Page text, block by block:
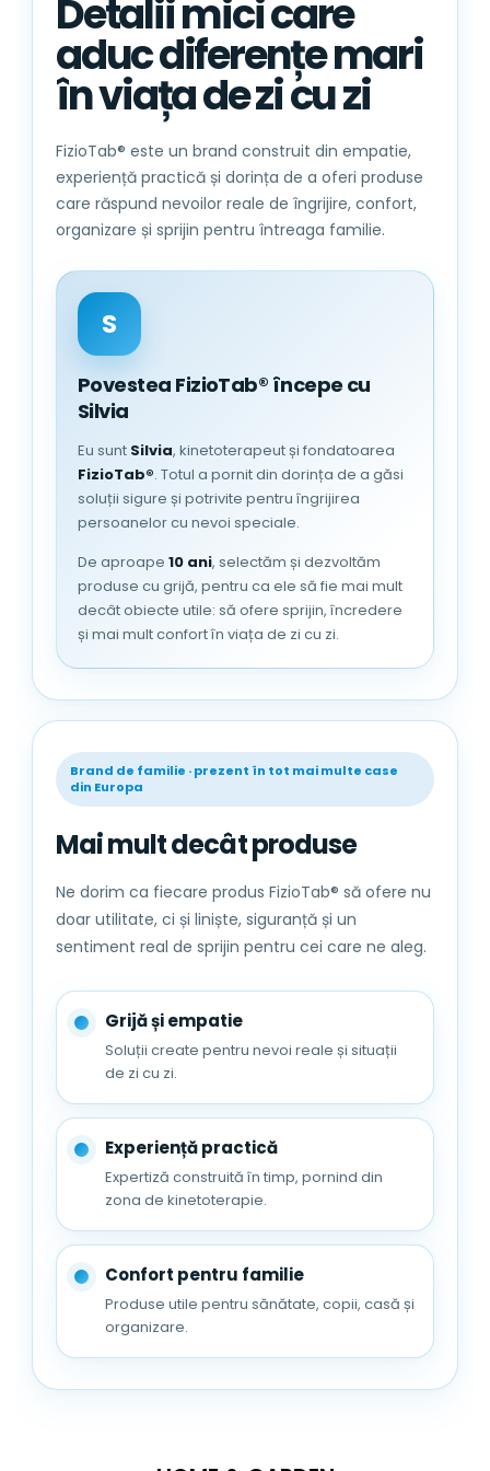
Acesta ramane igienic fata de scaunul
de toaleta, deoarece nu exista
crevase pentru patrunderea si
cresterea microbilor.
Protectia integrata impotriva stropirii
urinii directioneaza jetul in toaleta
pentru a reduce accidentele pe
podea.
Detalii mici care
aduc diferențe mari
în viața de zi cu zi
FizioTab® este un brand construit din empatie,
experiență practică și dorința de a oferi produse
care răspund nevoilor reale de îngrijire, confort,
organizare și sprijin pentru întreaga familie.
S
Povestea FizioTab® începe cu
Silvia
Eu sunt Silvia, kinetoterapeut și fondatoarea
FizioTab®. Totul a pornit din dorința de a găsi
soluții sigure și potrivite pentru îngrijirea
persoanelor cu nevoi speciale.
De aproape 10 ani, selectăm și dezvoltăm
produse cu grijă, pentru ca ele să fie mai mult
decât obiecte utile: să ofere sprijin, încredere
și mai mult confort în viața de zi cu zi.
Brand de familie · prezent în tot mai multe case
din Europa
Mai mult decât produse
Ne dorim ca fiecare produs FizioTab® să ofere nu
doar utilitate, ci și liniște, siguranță și un
sentiment real de sprijin pentru cei care ne aleg.
Grijă și empatie
Soluții create pentru nevoi reale și situații
de zi cu zi.
Experiență practică
Expertiză construită în timp, pornind din
zona de kinetoterapie.
Confort pentru familie
Produse utile pentru sănătate, copii, casă și
organizare.